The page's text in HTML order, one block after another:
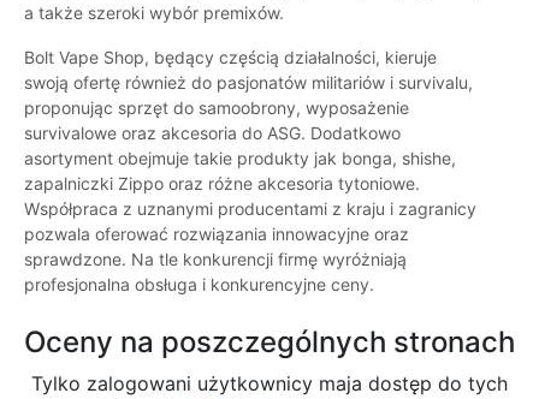
a także szeroki wybór premixów.
Bolt Vape Shop, będący częścią działalności, kieruje
swoją ofertę również do pasjonatów militariów i survivalu,
proponując sprzęt do samoobrony, wyposażenie
survivalowe oraz akcesoria do ASG. Dodatkowo
asortyment obejmuje takie produkty jak bonga, shishe,
zapalniczki Zippo oraz różne akcesoria tytoniowe.
Współpraca z uznanymi producentami z kraju i zagranicy
pozwala oferować rozwiązania innowacyjne oraz
sprawdzone. Na tle konkurencji firmę wyróżniają
profesjonalna obsługa i konkurencyjne ceny.
Oceny na poszczególnych stronach
Tylko zalogowani użytkownicy maja dostęp do tych